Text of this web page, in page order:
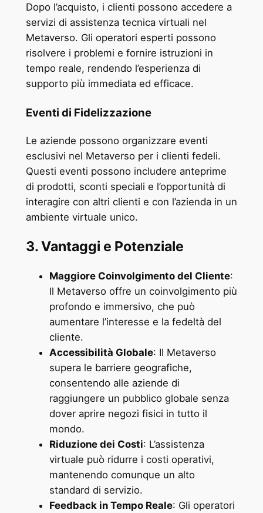
Dopo l’acquisto, i clienti possono accedere a
servizi di assistenza tecnica virtuali nel
Metaverso. Gli operatori esperti possono
risolvere i problemi e fornire istruzioni in
tempo reale, rendendo l’esperienza di
supporto più immediata ed efficace.
Eventi di Fidelizzazione
Le aziende possono organizzare eventi
esclusivi nel Metaverso per i clienti fedeli.
Questi eventi possono includere anteprime
di prodotti, sconti speciali e l’opportunità di
interagire con altri clienti e con l’azienda in un
ambiente virtuale unico.
3. Vantaggi e Potenziale
Maggiore Coinvolgimento del Cliente:
Il Metaverso offre un coinvolgimento più
profondo e immersivo, che può
aumentare l’interesse e la fedeltà del
cliente.
Accessibilità Globale: Il Metaverso
supera le barriere geografiche,
consentendo alle aziende di
raggiungere un pubblico globale senza
dover aprire negozi fisici in tutto il
mondo.
Riduzione dei Costi: L’assistenza
virtuale può ridurre i costi operativi,
mantenendo comunque un alto
standard di servizio.
Feedback in Tempo Reale: Gli operatori